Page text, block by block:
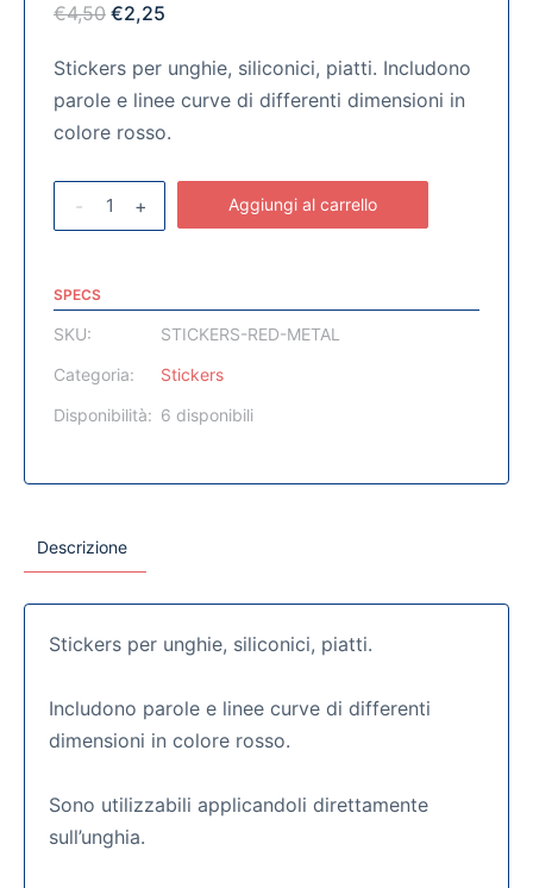
€4,50 €2,25
Stickers per unghie, siliconici, piatti. Includono
parole e linee curve di differenti dimensioni in
colore rosso.
- + Aggiungi al carrello
SPECS
SKU:
STICKERS-RED-METAL
Categoria:
Stickers
Disponibilità: 6 disponibili
Descrizione
Stickers per unghie, siliconici, piatti.
Includono parole e linee curve di differenti
dimensioni in colore rosso.
Sono utilizzabili applicandoli direttamente
sull’unghia.